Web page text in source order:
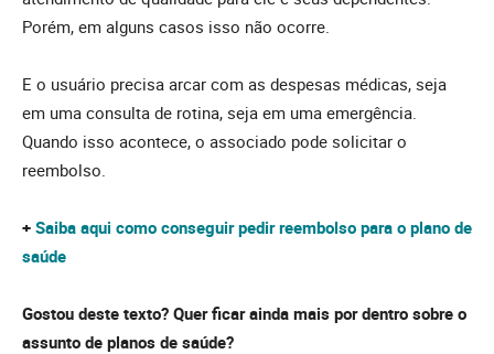
Porém, em alguns casos isso não ocorre.
E o usuário precisa arcar com as despesas médicas, seja
em uma consulta de rotina, seja em uma emergência.
Quando isso acontece, o associado pode solicitar o
reembolso.
+ Saiba aqui como conseguir pedir reembolso para o plano de
saúde
Gostou deste texto? Quer ficar ainda mais por dentro sobre o
assunto de planos de saúde?